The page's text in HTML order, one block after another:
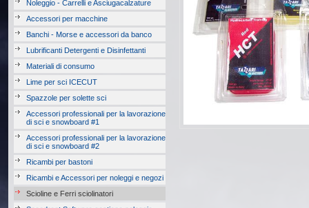
Noleggio - Carrelli e Asciugacalzature
Accessori per macchine
Banchi - Morse e accessori da banco
Lubrificanti Detergenti e Disinfettanti
Materiali di consumo
Lime per sci ICECUT
Spazzole per solette sci
Accessori professionali per la lavorazione
di sci e snowboard #1
Accessori professionali per la lavorazione
di sci e snowboard #2
Ricambi per bastoni
Ricambi e Accessori per noleggi e negozi
Scioline e Ferri sciolinatori